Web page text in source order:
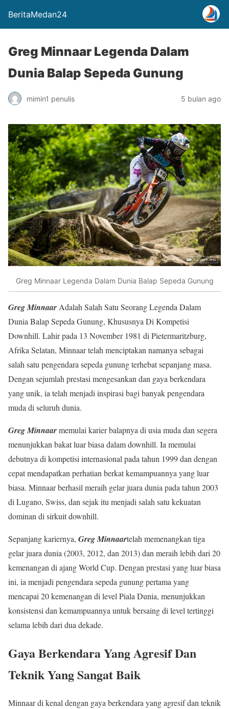
BeritaMedan24
Greg Minnaar Legenda Dalam
Dunia Balap Sepeda Gunung
mimin1 penulis 5 bulan ago
Greg Minnaar Legenda Dalam Dunia Balap Sepeda Gunung
Greg MinnaarAdalah Salah Satu Seorang Legenda Dalam
Dunia Balap Sepeda Gunung, Khususnya Di Kompetisi
Downhill. Lahir pada 13 November 1981 di Pietermaritzburg,
Afrika Selatan, Minnaar telah menciptakan namanya sebagai
salah satu pengendara sepeda gunung terhebat sepanjang masa.
Dengan sejumlah prestasi mengesankan dan gaya berkendara
yang unik, ia telah menjadi inspirasi bagi banyak pengendara
muda di seluruh dunia.
Greg Minnaarmemulai karier balapnya di usia muda dan segera
menunjukkan bakat luar biasa dalam downhill. Ia memulai
debutnya di kompetisi internasional pada tahun 1999 dan dengan
cepat mendapatkan perhatian berkat kemampuannya yang luar
biasa. Minnaar berhasil meraih gelar juara dunia pada tahun 2003
di Lugano, Swiss, dan sejak itu menjadi salah satu kekuatan
dominan di sirkuit downhill.
Sepanjang kariernya, Greg Minnaartelah memenangkan tiga
gelar juara dunia (2003, 2012, dan 2013) dan meraih lebih dari 20
kemenangan di ajang World Cup. Dengan prestasi yang luar biasa
ini, ia menjadi pengendara sepeda gunung pertama yang
mencapai 20 kemenangan di level Piala Dunia, menunjukkan
konsistensi dan kemampuannya untuk bersaing di level tertinggi
selama lebih dari dua dekade.
Gaya Berkendara Yang Agresif Dan
Teknik Yang Sangat Baik
Minnaar di kenal dengan gaya berkendara yang agresif dan teknik